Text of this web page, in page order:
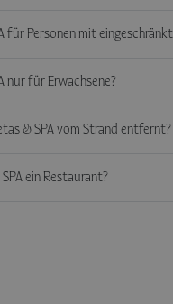
für Personen mit
nur für Erwachsene?
& SPA vom Strand entfernt?
ein Restaurant?